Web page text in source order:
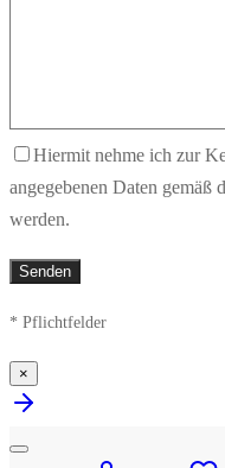
Hiermit nehme ich zur
angegebenen Daten gemäß
werden.
* Pflichtfelder
×